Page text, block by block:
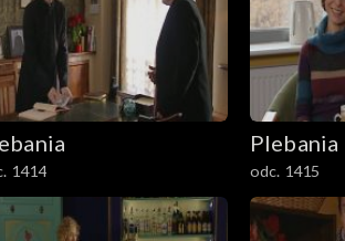
1414
Plebania
odc. 1415